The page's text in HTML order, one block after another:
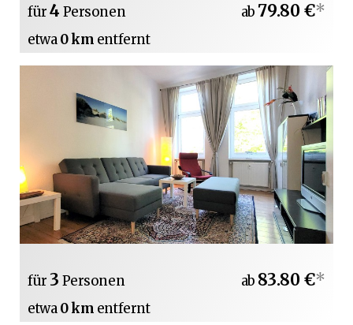
für4 Personen
etwa0 km entfernt
ab 79.80 €*
für 3 Personen
etwa0 km entfernt
ab 83.80 €*